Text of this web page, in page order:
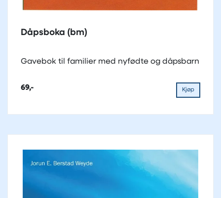
Dåpsboka (bm)
Gavebok til familier med nyfødte og dåpsbarn
69,- Kjøp